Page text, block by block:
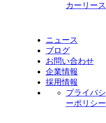
カーリース
ニュース
ブログ
お問い合わせ
企業情報
採用情報
プライバシ
ーポリシー